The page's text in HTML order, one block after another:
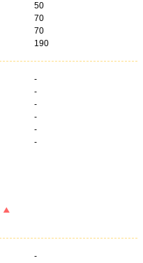
50
70
70
190
-
-
-
-
-
-
-